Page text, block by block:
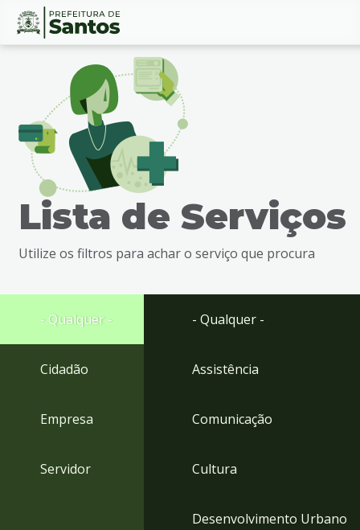
Ir
busca
Ir
rodapé
Conteúdo
Lista de Serviços
Utilize os filtros para achar o serviço que procura
- Qualquer -
Cidadão
Empresa
Servidor
- Qualquer -
Assistência
Comunicação
Cultura
Desenvolvimento Urbano